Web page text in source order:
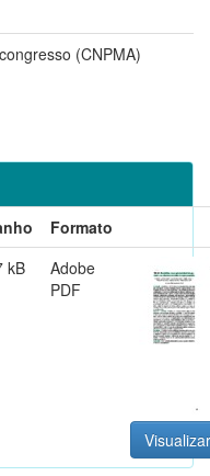
(CNPMA)
Formato
kB
Adobe
PDF